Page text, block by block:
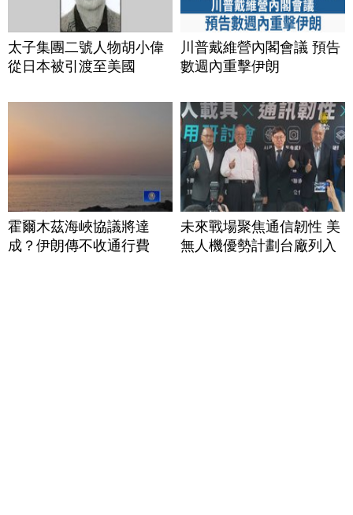
太子集團二號人物胡小偉
從日本被引渡至美國
川普戴維營內閣會議 預告
數週內重擊伊朗
霍爾木茲海峽協議將達
成？伊朗傳不收通行費
未來戰場聚焦通信韌性 美
無人機優勢計劃台廠列入